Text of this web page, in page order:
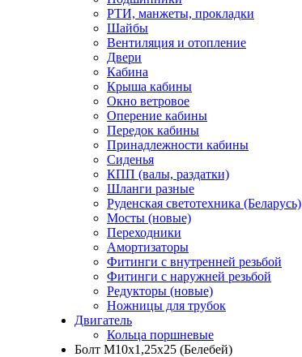
РТИ, манжеты, прокладки
Шайбы
Вентиляция и отопление
Двери
Кабина
Крыша кабины
Окно ветровое
Оперение кабины
Передок кабины
Принадлежности кабины
Сиденья
КПП (валы, раздатки)
Шланги разные
Руденская светотехника (Беларусь)
Мосты (новые)
Переходники
Амортизаторы
Фитинги с внутренней резьбой
Фитинги с наружней резьбой
Редукторы (новые)
Ножницы для трубок
Двигатель
Кольца поршневые
Болт М10х1,25х25 (Белебей)